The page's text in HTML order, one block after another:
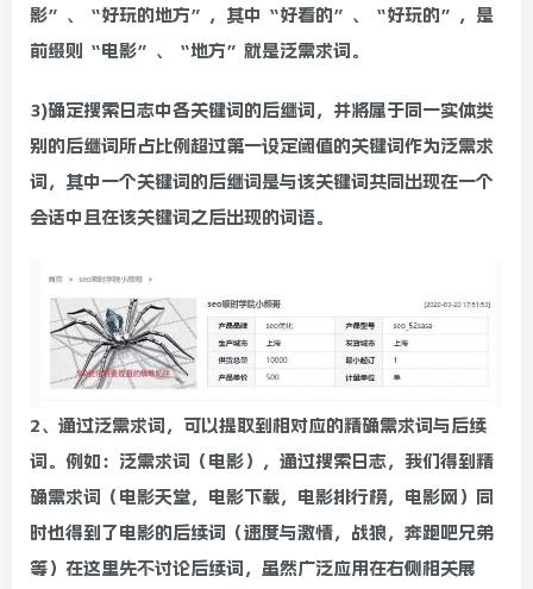
影”、“好玩的地方”，其中“好看的”、“好玩的”，是
前缀则“电影”、“地方”就是泛需求词。
3)确定搜索日志中各关键词的后继词，并将属于同一实体类
别的后继词所占比例超过第一设定阈值的关键词作为泛需求
词，其中一个关键词的后继词是与该关键词共同出现在一个
会话中且在该关键词之后出现的词语。
2、通过泛需求词，可以提取到相对应的精确需求词与后续
词。例如：泛需求词（电影），通过搜索日志，我们得到精
确需求词（电影天堂，电影下载，电影排行榜，电影网）同
时也得到了电影的后续词（速度与激情，战狼，奔跑吧兄弟
等）在这里先不讨论后续词，虽然广泛应用在右侧相关展